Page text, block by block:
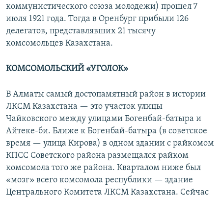
коммунистического союза молодежи) прошел 7
июля 1921 года. Тогда в Оренбург прибыли 126
делегатов, представлявших 21 тысячу
комсомольцев Казахстана.
КОМСОМОЛЬСКИЙ «УГОЛОК»
В Алматы самый достопамятный район в истории
ЛКСМ Казахстана — это участок улицы
Чайковского между улицами Богенбай-батыра и
Айтеке-би. Ближе к Богенбай-батыра (в советское
время — улица Кирова) в одном здании с райкомом
КПСС Советского района размещался райком
комсомола того же района. Кварталом ниже был
«мозг» всего комсомола республики — здание
Центрального Комитета ЛКСМ Казахстана. Сейчас